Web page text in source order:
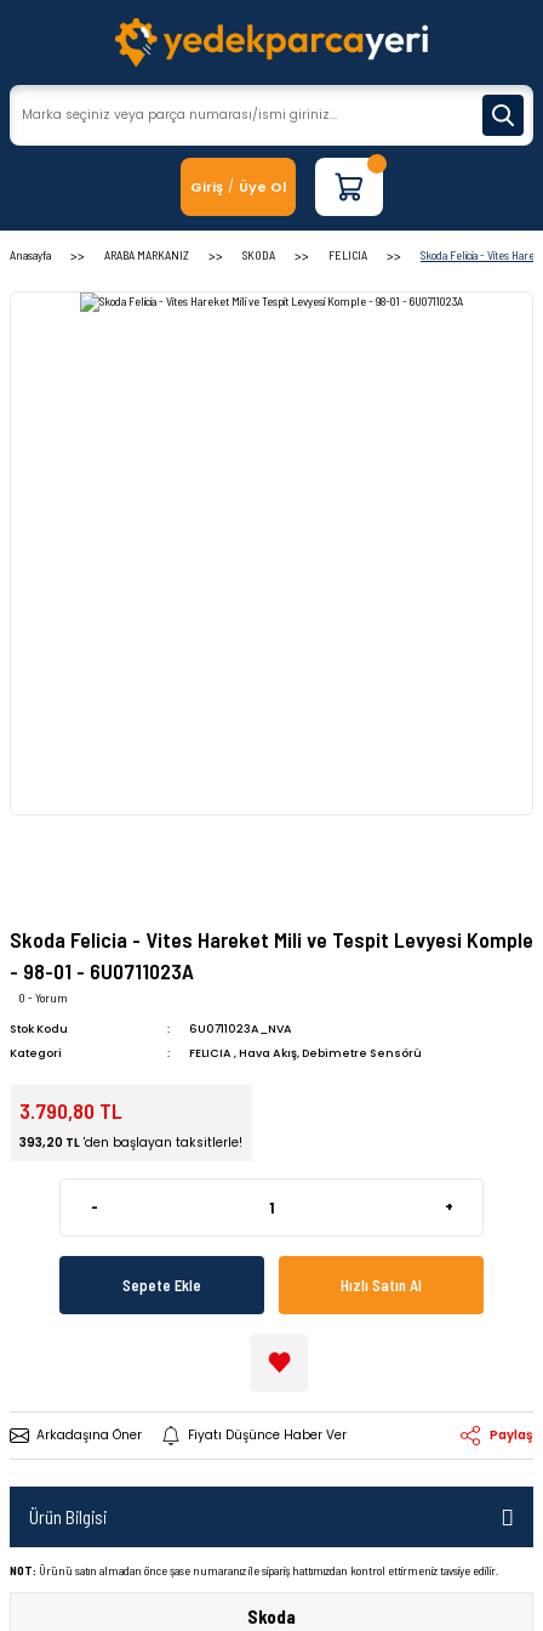
Giriş / Üye Ol
Anasayfa ARABA MARKANIZ SKODA FELICIA Skoda Felicia - Vites
Skoda Felicia - Vites Hareket Mili ve Tespit Levyesi Komple
- 98-01 - 6U0711023A
0 - Yorum
Stok Kodu
6U0711023A_NVA
Kategori
FELICIA ,Hava Akış, Debimetre Sensörü
3.790,80 TL
393,20 TL 'den başlayan taksitlerle!
- +
Sepete Ekle Hızlı Satın Al
Arkadaşına Öner Fiyatı Düşünce Haber Ver Paylaş
Ürün Bilgisi
NOT: Ürünü satın almadan önce şase numaranız ile sipariş hattımızdan kontrol ettirmeniz tavsiye edilir.
Skoda